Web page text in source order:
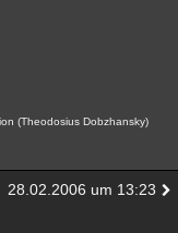
(Theodosius Dobzhansky)
28.02.2006 um 13:23